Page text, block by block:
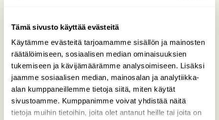
Tämä sivusto käyttää evästeitä
Käytämme evästeitä tarjoamamme sisällön ja mainosten
räätälöimiseen, sosiaalisen median ominaisuuksien
tukemiseen ja kävijämäärämme analysoimiseen. Lisäksi
jaamme sosiaalisen median, mainosalan ja analytiikka-
alan kumppaneillemme tietoja siitä, miten käytät
sivustoamme. Kumppanimme voivat yhdistää näitä
tietoja muihin tietoihin, joita olet antanut heille tai joita on
Kun lumiukko
suukon sai......
Orava oli kiinnostunut lumiukosta.
Kuvaaja: Stefan Nordin